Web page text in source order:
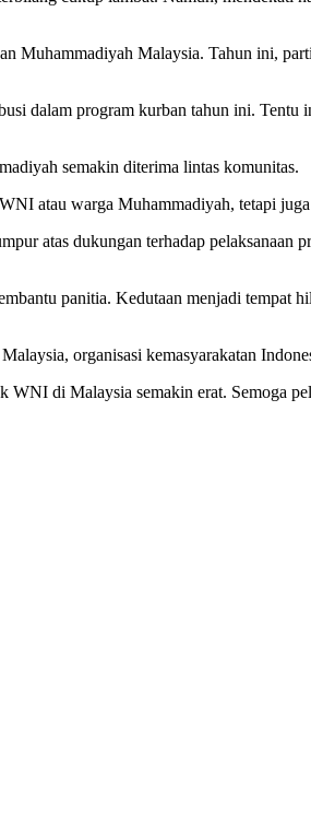
Muhammadiyah Malaysia. Tahun ini,
dalam program kurban tahun ini.
semakin diterima lintas komunitas.
atau warga Muhammadiyah, tetapi
atas dukungan terhadap pelaksanaan
panitia. Kedutaan menjadi tempat
organisasi kemasyarakatan
di Malaysia semakin erat. Semoga